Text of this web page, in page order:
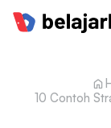
10 Contoh